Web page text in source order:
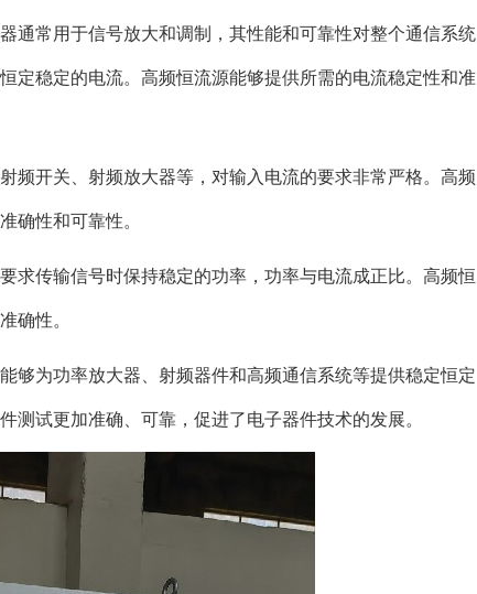
通常用于信号放大和调制，其性能和可靠性对整个通信系统
定稳定的电流。高频恒流源能够提供所需的电流稳定性和准
频开关、射频放大器等，对输入电流的要求非常严格。高频
确性和可靠性。
求传输信号时保持稳定的功率，功率与电流成正比。高频恒
确性。
够为功率放大器、射频器件和高频通信系统等提供稳定恒定
试更加准确、可靠，促进了电子器件技术的发展。